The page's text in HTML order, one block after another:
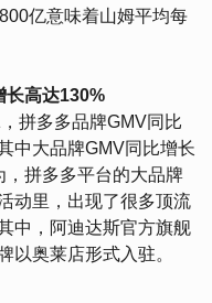
亿意味着山姆平均每
长高达130%
拼多多品牌GMV同比
中大品牌GMV同比增长
拼多多平台的大品牌
动里，出现了很多顶流
中，阿迪达斯官方旗舰
以奥莱店形式入驻。